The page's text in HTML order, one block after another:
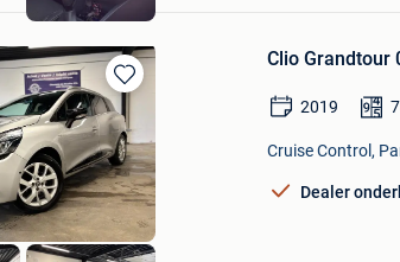
Bewaren
in
Mijn
Favorieten
Clio Grandtour
2019
Cruise Control,
Dealer